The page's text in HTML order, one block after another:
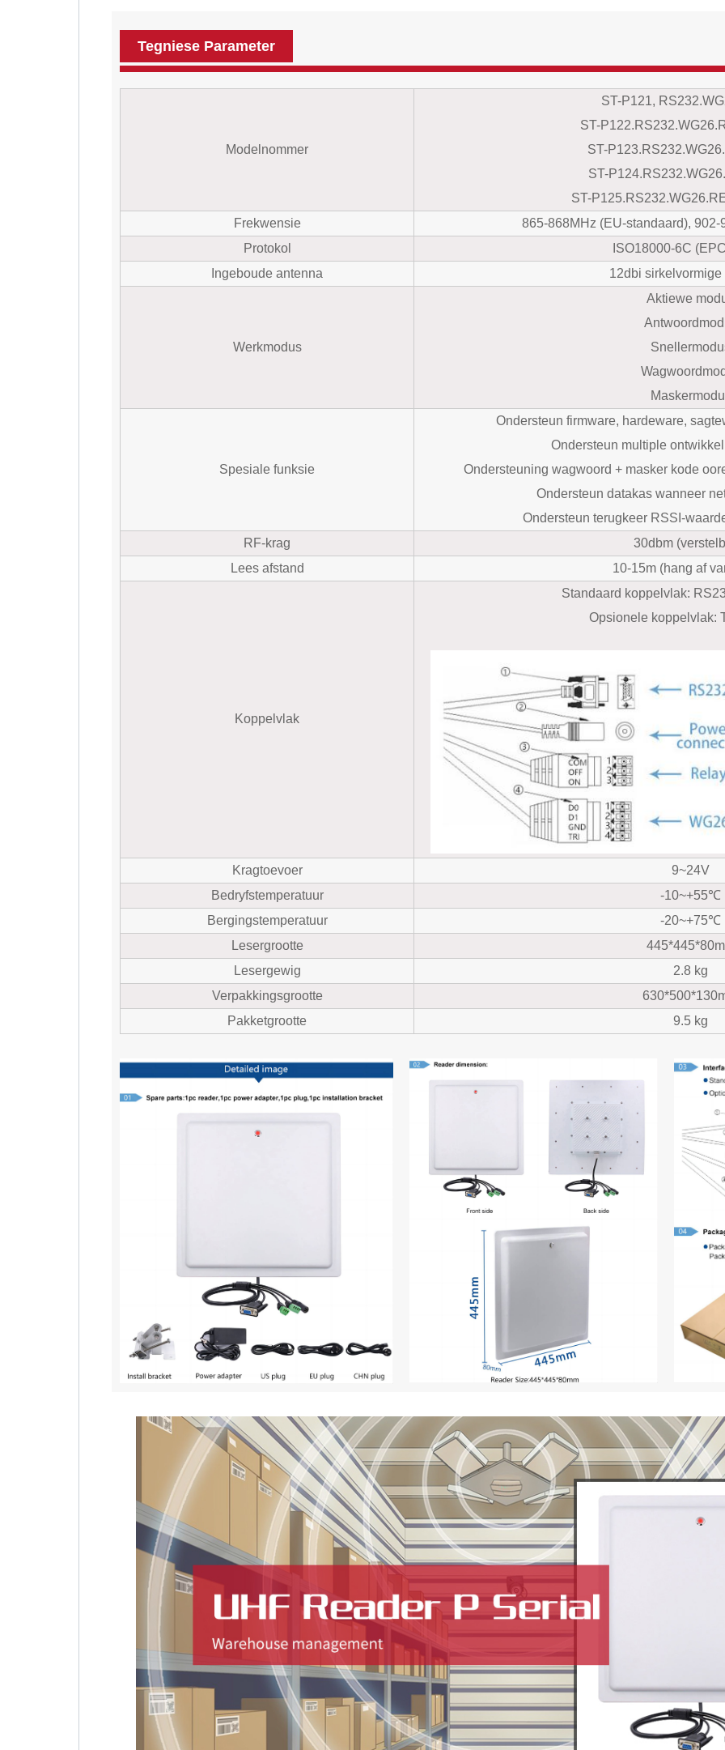
Tegniese Parameter
Modelnommer
ST-P121,
ST-
ST-
ST-
ST-
Frekwensie
865-868MHz (EU-standaard),
Protokol
ISO18000-6C
Ingeboude antenna
12dbi sirkelvormige
Werkmodus
Aktiewe
Spesiale funksie
Ondersteun firmware, hardeware,
Ondersteun multiple
Ondersteuning wagwoord + masker kode
Ondersteun datakas wanneer
Ondersteun terugkeer RSSI-
RF-krag
30dbm
Lees afstand
10-15m (hang af
Koppelvlak
Standaard koppelvlak:
Opsionele koppelvlak:
Kragtoevoer
9~24V
Bedryfstemperatuur
-10~+55℃
Bergingstemperatuur
-20~+75℃
Lesergrootte
Lesergewig
2.8 kg
Verpakkingsgrootte
Pakketgrootte
9.5 kg